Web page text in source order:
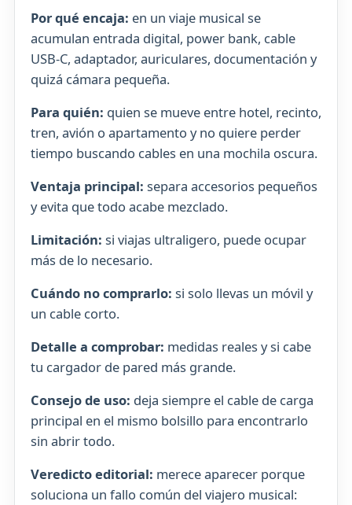
Por qué encaja: en un viaje musical se
acumulan entrada digital, power bank, cable
USB-C, adaptador, auriculares, documentación y
quizá cámara pequeña.
Para quién: quien se mueve entre hotel, recinto,
tren, avión o apartamento y no quiere perder
tiempo buscando cables en una mochila oscura.
Ventaja principal: separa accesorios pequeños
y evita que todo acabe mezclado.
Limitación: si viajas ultraligero, puede ocupar
más de lo necesario.
Cuándo no comprarlo: si solo llevas un móvil y
un cable corto.
Detalle a comprobar: medidas reales y si cabe
tu cargador de pared más grande.
Consejo de uso: deja siempre el cable de carga
principal en el mismo bolsillo para encontrarlo
sin abrir todo.
Veredicto editorial: merece aparecer porque
soluciona un fallo común del viajero musical: